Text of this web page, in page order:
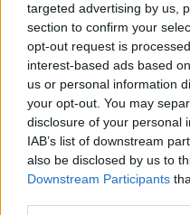
targeted advertising by us,
section to confirm your
opt-out request is
interest-based ads based
us or personal information
your opt-out. You may
disclosure of your personal
IAB’s list of downstream
also be disclosed by us to
Downstream Participants
Tallettaa
€ 0.15
LMIV
Vastuullinen elintarvikealan
Brauhaus Faust KG,
Miltenberg Deutschland(DE)
Deutschland
Oluen tyyli